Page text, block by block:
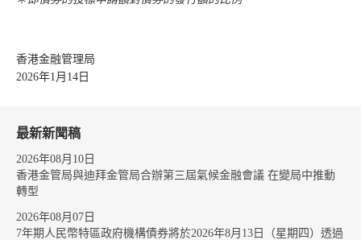
香港金融管理局
2026年1月14日
最新新聞稿
2026年08月10日
香港金管局與迪拜金管局合辦第三屆氣候金融會議 在變局中推動
轉型
2026年08月07日
7年期人民幣特區政府機構債券將於2026年8月13日（星期四）透過